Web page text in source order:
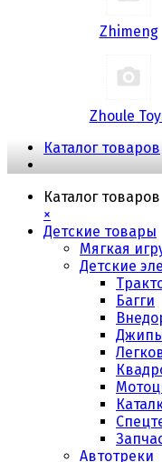
Zhimeng
Zhoule
Каталог товаров
Каталог товаров
×
Детские товары
Мягкая
Детские
Багги
Автотреки